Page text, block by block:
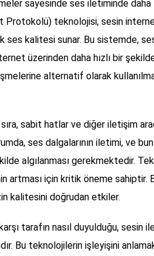
sayesinde ses iletiminde daha
Protokolü) teknolojisi, sesin
ses kalitesi sunar. Bu sistemde,
üzerinden daha hızlı bir
alternatif olarak
sabit hatlar ve diğer iletişim
ses dalgalarının iletimi, ve
algılanması gerekmektedir.
artması için kritik öneme
kalitesini doğrudan etkiler.
tarafın nasıl duyulduğu, sesin
Bu teknolojilerin işleyişini